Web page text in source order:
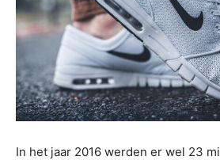
In het jaar 2016 werden er wel 23